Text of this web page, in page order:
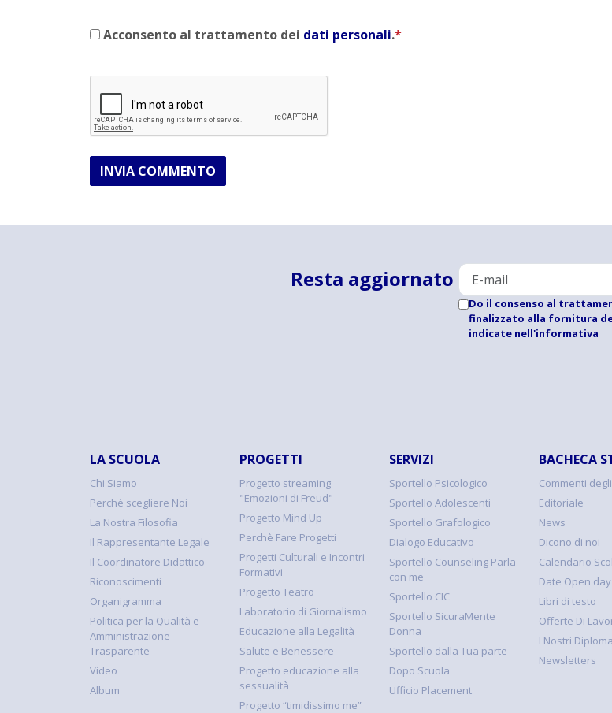
Acconsento al trattamento dei dati personali.*
INVIA COMMENTO
Resta aggiornato
Do il consenso al
finalizzato alla fornitura
indicate nell'informativa
LA SCUOLA
Chi Siamo
Perchè scegliere Noi
La Nostra Filosofia
Il Rappresentante Legale
Il Coordinatore Didattico
Riconoscimenti
Organigramma
Politica per la Qualità e
Amministrazione
Trasparente
Video
Album
PROGETTI
Progetto streaming
"Emozioni di Freud"
Progetto Mind Up
Perchè Fare Progetti
Progetti Culturali e Incontri
Formativi
Progetto Teatro
Laboratorio di Giornalismo
Educazione alla Legalità
Salute e Benessere
Progetto educazione alla
sessualità
Progetto “timidissimo me”
SERVIZI
Sportello Psicologico
Sportello Adolescenti
Sportello Grafologico
Dialogo Educativo
Sportello Counseling Parla
con me
Sportello CIC
Sportello SicuraMente
Donna
Sportello dalla Tua parte
Dopo Scuola
Ufficio Placement
BACHECA
Commenti
Editoriale
News
Dicono di noi
Calendario
Date Open day
Libri di testo
Offerte Di
I Nostri
Newsletters